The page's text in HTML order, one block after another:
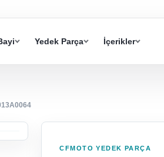
Yedek Parça İçerikler
CFMOTO YEDEK PARÇA